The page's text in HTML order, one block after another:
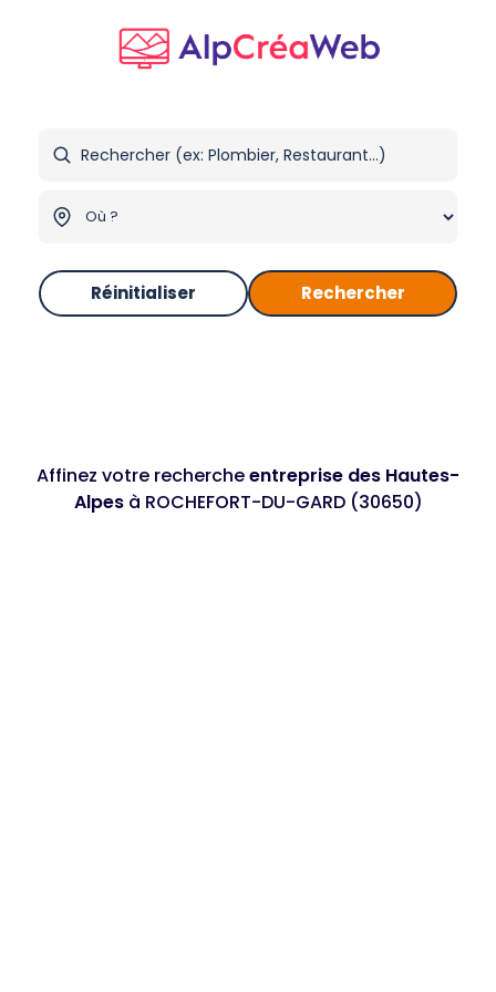
Réinitialiser Rechercher
Affinez votre rechercheentreprise des Hautes-
Alpesà ROCHEFORT-DU-GARD (30650)